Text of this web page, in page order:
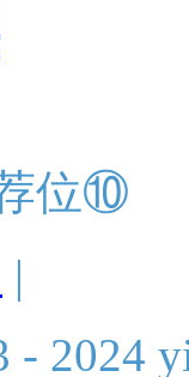
位⑩
|
- 2024